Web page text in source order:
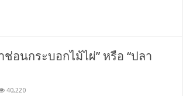
ช่อนกระบอกไม้ไผ่” หรือ “ปลา
40,220